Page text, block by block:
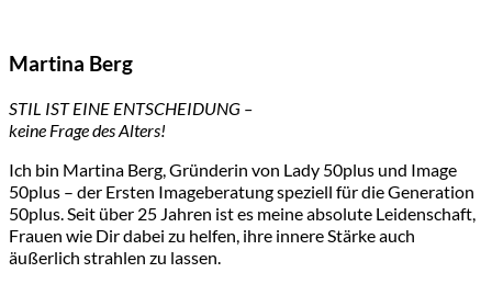
Martina Berg
STIL IST EINE ENTSCHEIDUNG –
keine Frage des Alters!
Ich bin Martina Berg, Gründerin von Lady 50plus und Image
50plus – der Ersten Imageberatung speziell für die Generation
50plus. Seit über 25 Jahren ist es meine absolute Leidenschaft,
Frauen wie Dir dabei zu helfen, ihre innere Stärke auch
äußerlich strahlen zu lassen.